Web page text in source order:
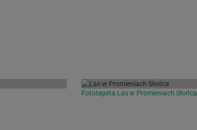
Fototapeta Las w Promieniach Słońca